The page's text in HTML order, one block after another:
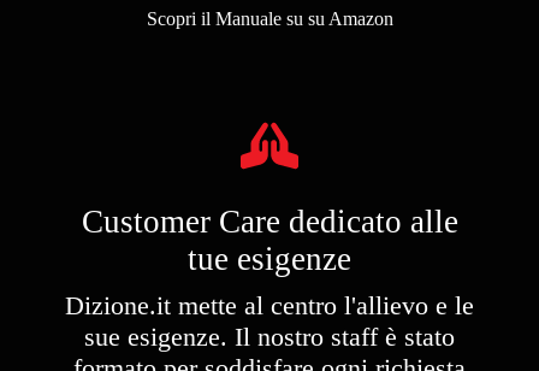
Scopri il Manuale su su Amazon
Customer Care dedicato alle
tue esigenze
Dizione.it mette al centro l'allievo e le
sue esigenze. Il nostro staff è stato